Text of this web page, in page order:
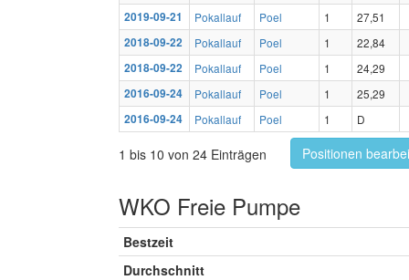
2019-09-21
Pokallauf Poel 1
27,51
2018-09-22
Pokallauf Poel 1
22,84
2018-09-22
Pokallauf Poel 1
24,29
2016-09-24
Pokallauf Poel 1
25,29
2016-09-24
Pokallauf Poel 1 D
1 bis 10 von 24 Einträgen Positionen
WKO Freie Pumpe
Bestzeit
Durchschnitt